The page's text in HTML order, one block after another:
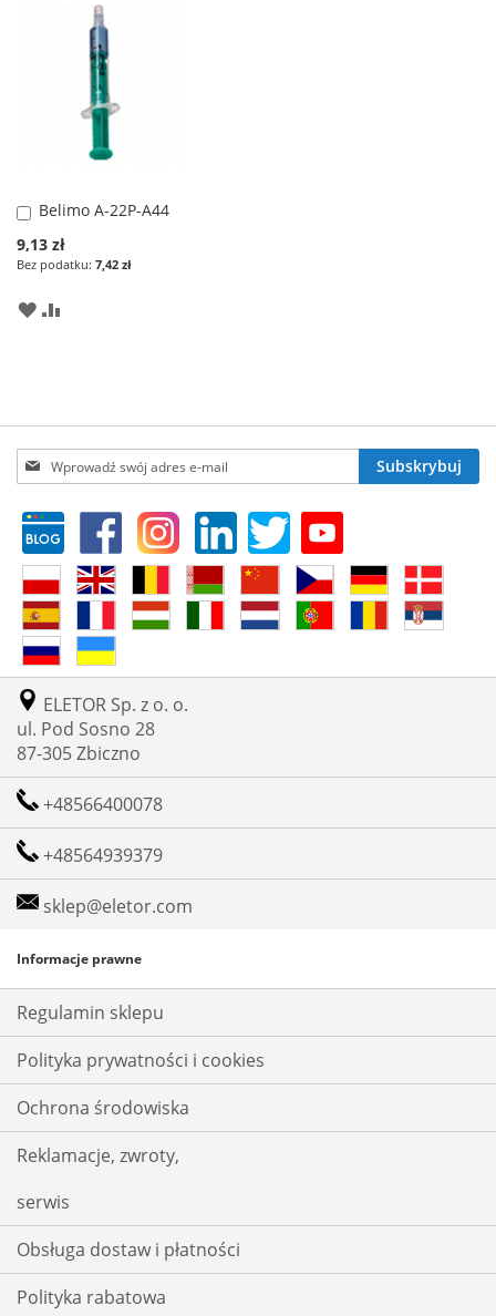
ŻYCZEŃ
Belimo A-22P-A44
Special
Price
9,13 zł
7,42 zł
Dodaj
koszyka
DODAJ
Subskrybuj
nasz
Subskrybuj
ELETOR Sp. z o. o.
ul. Pod Sosno 28
87-305 Zbiczno
+48566400078
+48564939379
sklep@eletor.com
Informacje prawne
Regulamin sklepu
Polityka prywatności i cookies
Ochrona środowiska
Reklamacje, zwroty,
serwis
Obsługa dostaw i płatności
Polityka rabatowa